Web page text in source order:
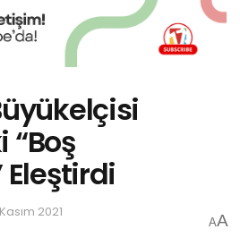
“Boş
Eleştirdi
2021
AA